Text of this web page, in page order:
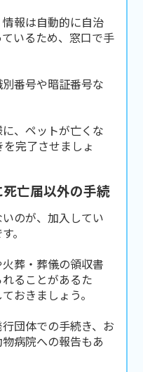
報は自動的に自治
いるため、窓口で手
番号や暗証番号な
、ペットが亡くな
完了させましょ
亡届以外の手続
のが、加入してい
。
葬・葬儀の領収書
ることがあるた
おきましょう。
団体での手続き、お
病院への報告もあ